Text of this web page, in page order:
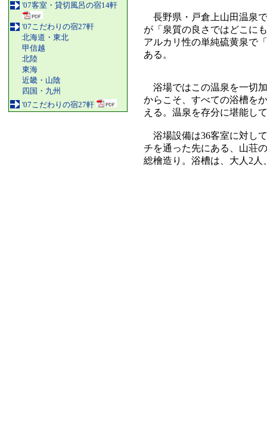
'07客室・貸切風呂の宿14軒
'07こだわりの宿27軒
北海道・東北
甲信越
北陸
東海
近畿・山陰
四国・九州
'07こだわりの宿27軒
長野県・戸倉上山田温泉
が「泉質の良さではどこに
アルカリ性の単純硫黄泉で
ある。
浴場ではこの温泉を一切
からこそ、すべての浴槽を
える。温泉を存分に堪能し
浴場設備は36客室に対し
チを通った先にある、山荘
総檜造り。浴槽は、大人2